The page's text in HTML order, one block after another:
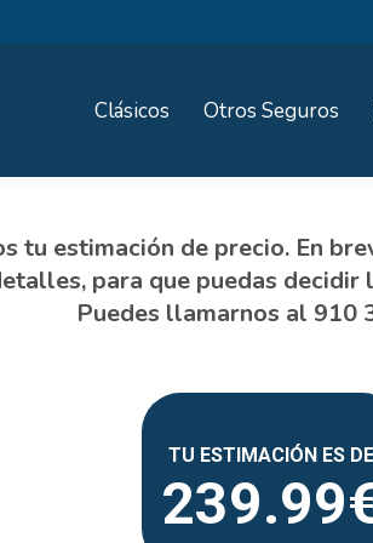
Clásicos Otros Seguros
239.99